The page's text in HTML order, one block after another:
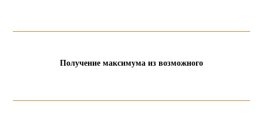
Получение максимума из возможного